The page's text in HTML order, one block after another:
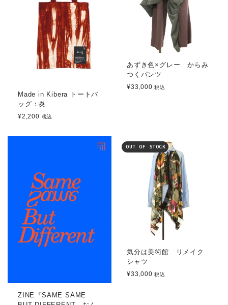
Made in Kibera トートバ
ッグ：炎
¥2,200 税込
あずき色×グレー からみ
つくパンツ
¥33,000税込
ZINE『SAME SAME
OUT OF STOCK
気分は美術館 リメイク
シャツ
¥33,000税込